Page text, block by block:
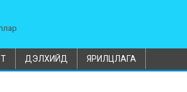
ДЭЛХИЙД ЯРИЛЦЛАГА